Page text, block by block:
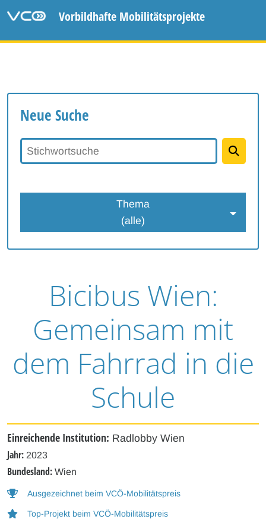
Vorbildhafte Mobilitätsprojekte
Bicibus Wien:
Gemeinsam mit
dem Fahrrad in die
Schule
Einreichende Institution: Radlobby Wien
Jahr: 2023
Bundesland: Wien
Ausgezeichnet beim VCÖ-Mobilitätspreis
Top-Projekt beim VCÖ-Mobilitätspreis
Neue Suche
Stichwortsuche
Thema
(alle)